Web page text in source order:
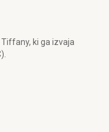
ki ga izvaja